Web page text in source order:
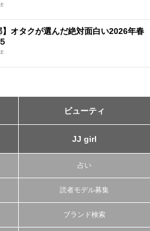
】オタクが選んだ絶対面白い2026年春
ビューティ
JJ girl
占い
読者モデル募集
ブランド検索